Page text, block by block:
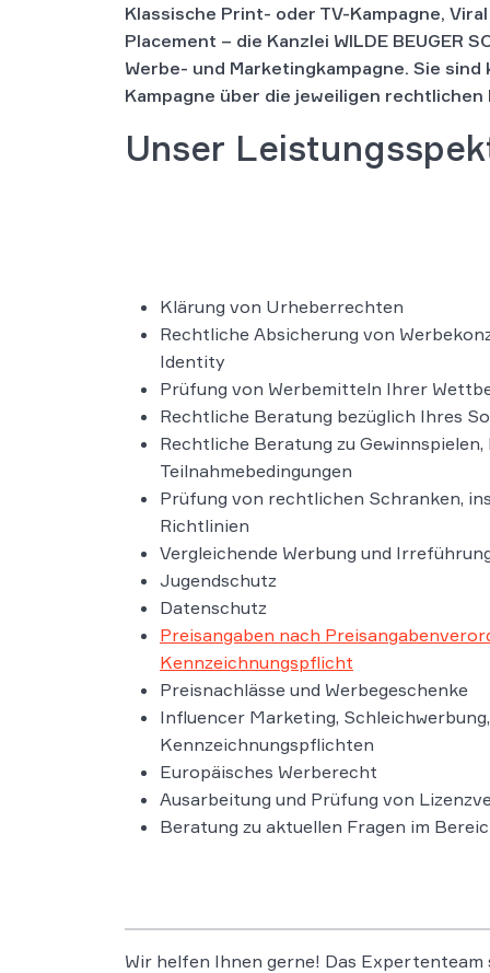
Klassische Print- oder TV-Kampagne,
Placement – die Kanzlei WILDE BEUGER
Werbe- und Marketingkampagne. Sie
Kampagne über die jeweiligen rechtlichen
Unser
Klärung von Urheberrechten
Rechtliche Absicherung von
Identity
Prüfung von Werbemitteln Ihrer
Rechtliche Beratung bezüglich Ihres
Rechtliche Beratung zu
Teilnahmebedingungen
Prüfung von rechtlichen Schranken,
Richtlinien
Vergleichende Werbung und
Jugendschutz
Datenschutz
Preisangaben nach
Kennzeichnungspflicht
Preisnachlässe und Werbegeschenke
Influencer Marketing,
Kennzeichnungspflichten
Europäisches Werberecht
Ausarbeitung und Prüfung von
Beratung zu aktuellen Fragen im
Wir helfen Ihnen gerne! Das